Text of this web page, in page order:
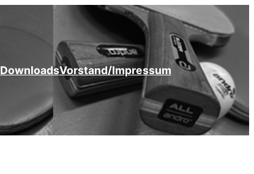
DownloadsVorstand/Impressum